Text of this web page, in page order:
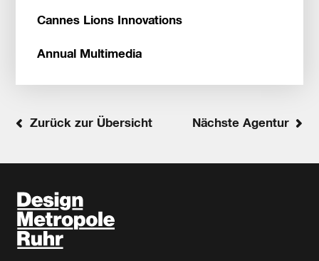
Cannes Lions Innovations
Annual Multimedia
Zurück zur Übersicht Nächste Agentur